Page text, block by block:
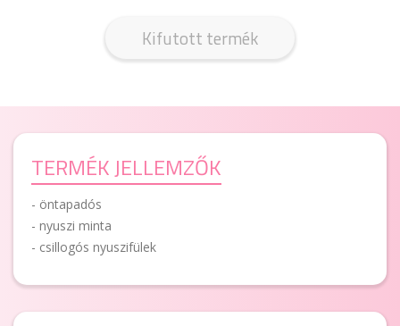
Kifutott termék
TERMÉK JELLEMZŐK
- öntapadós
- nyuszi minta
- csillogós nyuszifülek